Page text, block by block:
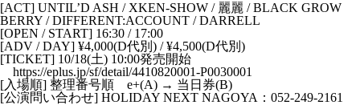
[ACT] UNTIL’D ASH / XKEN-SHOW / 麗麗 / BLACK GROW
BERRY / DIFFERENT:ACCOUNT / DARRELL
[OPEN / START] 16:30 / 17:00
[ADV / DAY] ¥4,000(D代別) / ¥4,500(D代別)
[TICKET] 10/18(土) 10:00発売開始
https://eplus.jp/sf/detail/4410820001-P0030001
[入場順] 整理番号順 e+(A) → 当日券(B)
[公演問い合わせ] HOLIDAY NEXT NAGOYA：052-249-2161